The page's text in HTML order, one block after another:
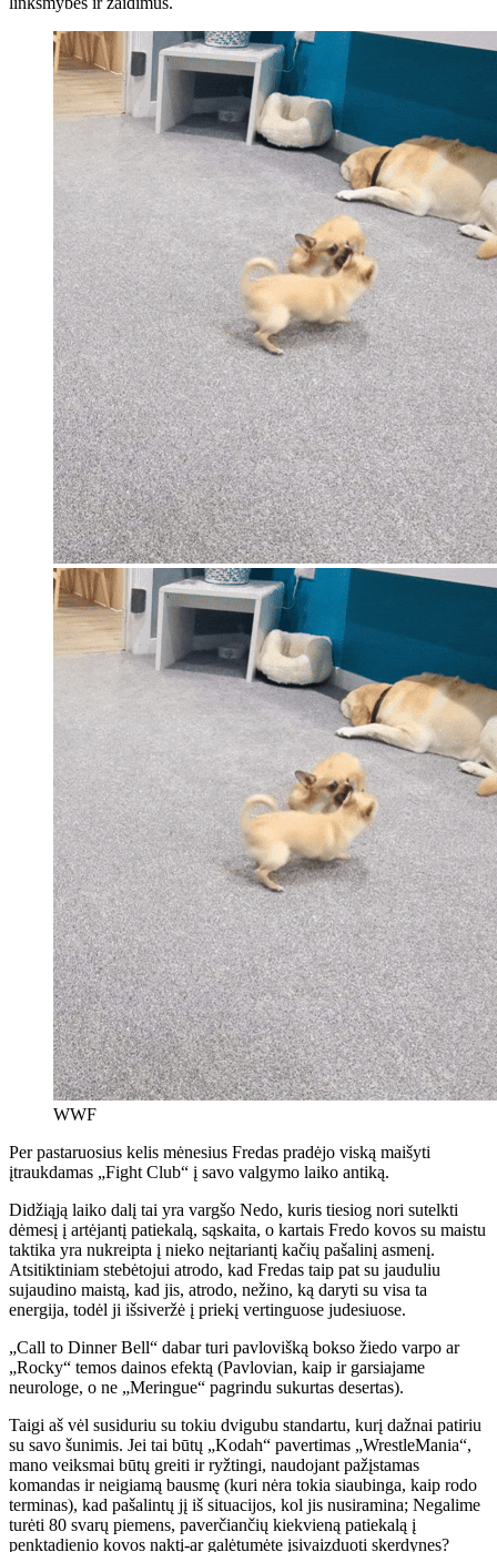
WWF
Per pastaruosius kelis mėnesius Fredas pradėjo viską maišyti
įtraukdamas „Fight Club“ į savo valgymo laiko antiką.
Didžiąją laiko dalį tai yra vargšo Nedo, kuris tiesiog nori sutelkti
dėmesį į artėjantį patiekalą, sąskaita, o kartais Fredo kovos su maistu
taktika yra nukreipta į nieko neįtariantį kačių pašalinį asmenį.
Atsitiktiniam stebėtojui atrodo, kad Fredas taip pat su jauduliu
sujaudino maistą, kad jis, atrodo, nežino, ką daryti su visa ta
energija, todėl ji išsiveržė į priekį vertinguose judesiuose.
„Call to Dinner Bell“ dabar turi pavlovišką bokso žiedo varpo ar
„Rocky“ temos dainos efektą (Pavlovian, kaip ir garsiajame
neurologe, o ne „Meringue“ pagrindu sukurtas desertas).
Taigi aš vėl susiduriu su tokiu dvigubu standartu, kurį dažnai patiriu
su savo šunimis. Jei tai būtų „Kodah“ pavertimas „WrestleMania“,
mano veiksmai būtų greiti ir ryžtingi, naudojant pažįstamas
komandas ir neigiamą bausmę (kuri nėra tokia siaubinga, kaip rodo
terminas), kad pašalintų jį iš situacijos, kol jis nusiramina; Negalime
turėti 80 svarų piemens, paverčiančių kiekvieną patiekalą į
penktadienio kovos naktį-ar galėtumėte įsivaizduoti skerdynes?